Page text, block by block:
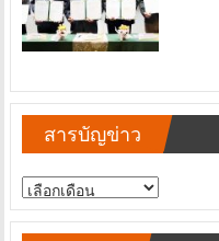
สารบัญข่าว
สารบัญ
ข่าว